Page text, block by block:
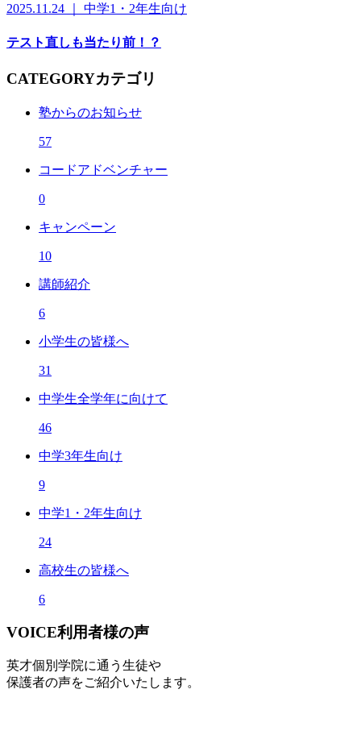
2025.11.24 ｜ 中学1・2年生向け
テスト直しも当たり前！？
CATEGORYカテゴリ
塾からのお知らせ
57
コードアドベンチャー
0
キャンペーン
10
講師紹介
6
小学生の皆様へ
31
中学生全学年に向けて
46
中学3年生向け
9
中学1・2年生向け
24
高校生の皆様へ
6
VOICE利用者様の声
英才個別学院に通う生徒や
保護者の声をご紹介いたします。